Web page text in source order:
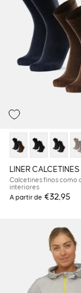
LINER
Calcetines finos como
interiores
A partir de €32,95